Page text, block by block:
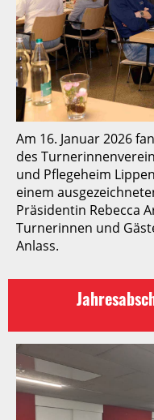
Am 16. Januar 2026
des
und Pflegeheim
einem
Präsidentin Rebecca
Turnerinnen und
Anlass.